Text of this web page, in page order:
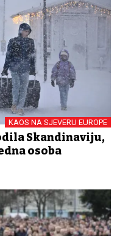
KAOS NA SJEVERU EUROPE
Skandinaviju,
osoba